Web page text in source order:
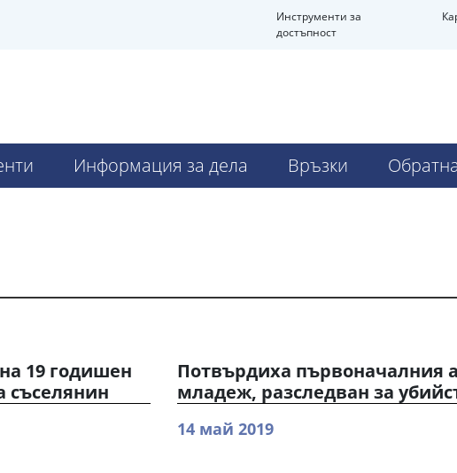
Инструменти за
достъпност
Информация за дела Връзки
19 годишен
съселянин
Потвърдиха първоначалния
младеж, разследван за
14 май 2019